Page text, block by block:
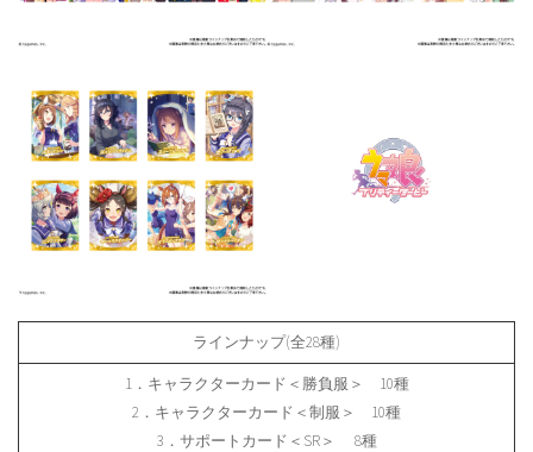
ラインナップ(全28種)
1．キャラクターカード＜勝負服＞ 10種
2．キャラクターカード＜制服＞ 10種
3．サポートカード＜SR＞ 8種